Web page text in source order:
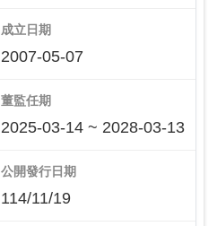
成立日期
2007-05-07
董監任期
2025-03-14 ~ 2028-03-13
公開發行日期
114/11/19